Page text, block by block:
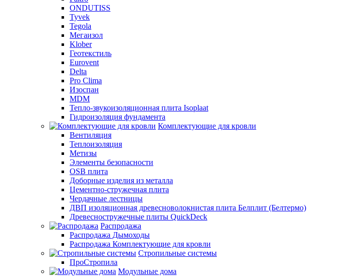
ONDUTISS
Tyvek
Tegola
Мегаизол
Klober
Геотекстиль
Eurovent
Delta
Pro Clima
Изоспан
MDM
Тепло-звукоизоляционная плита Isoplaat
Гидроизоляция фундамента
Комплектующие для кровли
Вентиляция
Теплоизоляция
Метизы
Элементы безопасности
OSB плита
Доборные изделия из металла
Цементно-стружечная плита
Чердачные лестницы
ДВП изоляционная древесноволокнистая плита Белплит (Белтермо)
Древесностружечные плиты QuickDeck
Распродажа
Распродажа Дымоходы
Распродажа Комплектующие для кровли
Стропильные системы
ПроСтропила
Модульные дома